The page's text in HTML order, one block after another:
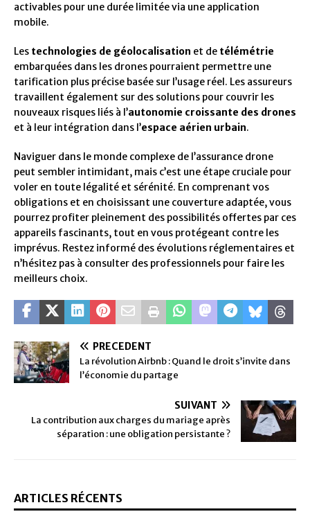
activables pour une durée limitée via une application
mobile.
Les technologies de géolocalisation et de télémétrie
embarquées dans les drones pourraient permettre une
tarification plus précise basée sur l’usage réel. Les assureurs
travaillent également sur des solutions pour couvrir les
nouveaux risques liés à l’autonomie croissante des drones
et à leur intégration dans l’espace aérien urbain.
Naviguer dans le monde complexe de l’assurance drone
peut sembler intimidant, mais c’est une étape cruciale pour
voler en toute légalité et sérénité. En comprenant vos
obligations et en choisissant une couverture adaptée, vous
pourrez profiter pleinement des possibilités offertes par ces
appareils fascinants, tout en vous protégeant contre les
imprévus. Restez informé des évolutions réglementaires et
n’hésitez pas à consulter des professionnels pour faire les
meilleurs choix.
PRÉCÉDENT
La révolution Airbnb : Quand le droit s’invite dans
l’économie du partage
SUIVANT
La contribution aux charges du mariage après
séparation : une obligation persistante ?
ARTICLES RÉCENTS